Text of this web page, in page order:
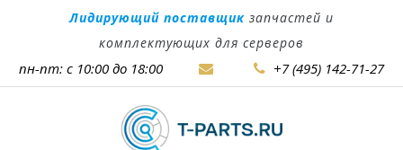
Лидирующий поставщик запчастей и
комплектующих для серверов
пн-пт: с 10:00 до 18:00 +7 (495) 142-71-27